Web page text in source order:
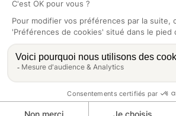
Africa Intelligence
Intelligence Online
10 rue de la Fontaine-au-Roi, 75011 Paris